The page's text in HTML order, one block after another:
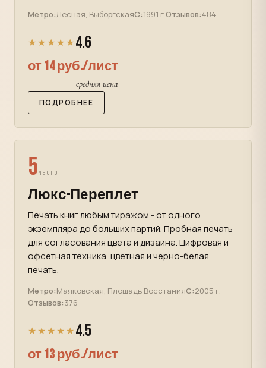
Метро:Лесная, ВыборгскаяС:1991 г.Отзывов:484
★★★★★ 4.6
от 14 руб./лист
средняя цена
ПОДРОБНЕЕ
5МЕСТО
Люкс-Переплет
Печать книг любым тиражом - от одного
экземпляра до больших партий. Пробная печать
для согласования цвета и дизайна. Цифровая и
офсетная техника, цветная и черно-белая
печать.
Метро:Маяковская, Площадь ВосстанияС:2005 г.
Отзывов:376
★★★★★ 4.5
от 13 руб./лист